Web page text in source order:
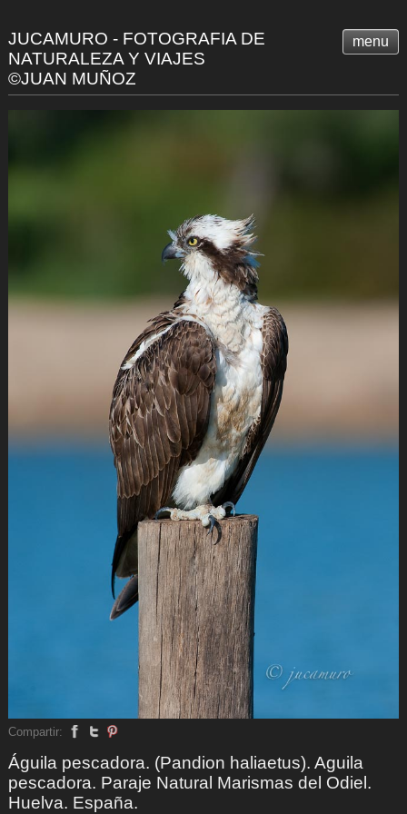
menu
JUCAMURO - FOTOGRAFIA DE
NATURALEZA Y VIAJES
©JUAN MUÑOZ
Compartir:
Águila pescadora. (Pandion haliaetus). Aguila
pescadora. Paraje Natural Marismas del Odiel.
Huelva. España.